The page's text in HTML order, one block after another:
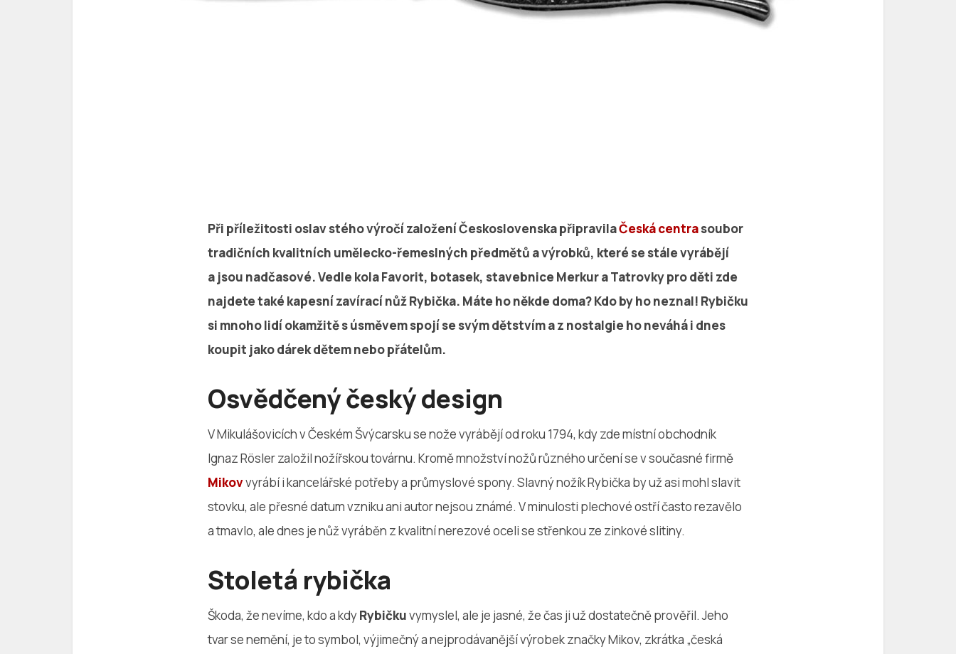
Při příležitosti oslav stého výročí založení Československa připravilaČeská centrasoubor
tradičních kvalitních umělecko-řemeslných předmětů a výrobků, které se stále vyrábějí
a jsou nadčasové. Vedle kola Favorit, botasek, stavebnice Merkur a Tatrovky pro děti zde
najdete také kapesní zavírací nůž Rybička. Máte ho někde doma? Kdo by ho neznal! Rybičku
si mnoho lidí okamžitě s úsměvem spojí se svým dětstvím a z nostalgie ho neváhá i dnes
koupit jako dárek dětem nebo přátelům.
Osvědčený český design
V Mikulášovicích v Českém Švýcarsku se nože vyrábějí od roku 1794, kdy zde místní obchodník
Ignaz Rösler založil nožířskou továrnu. Kromě množství nožů různého určení se v současné firmě
Mikovvyrábí i kancelářské potřeby a průmyslové spony. Slavný nožík Rybička by už asi mohl slavit
stovku, ale přesné datum vzniku ani autor nejsou známé. V minulosti plechové ostří často rezavělo
a tmavlo, ale dnes je nůž vyráběn z kvalitní nerezové oceli se střenkou ze zinkové slitiny.
Stoletá rybička
Škoda, že nevíme, kdo a kdyRybičkuvymyslel, ale je jasné, že čas ji už dostatečně prověřil. Jeho
tvar se nemění, je to symbol, výjimečný a nejprodávanější výrobek značky Mikov, zkrátka „česká